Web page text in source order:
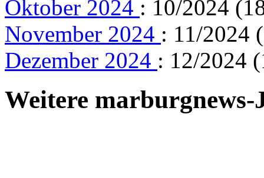
Oktober 2024 : 10/2024
November 2024 : 11/2024
Dezember 2024 : 12/2024
Weitere marburgnews-